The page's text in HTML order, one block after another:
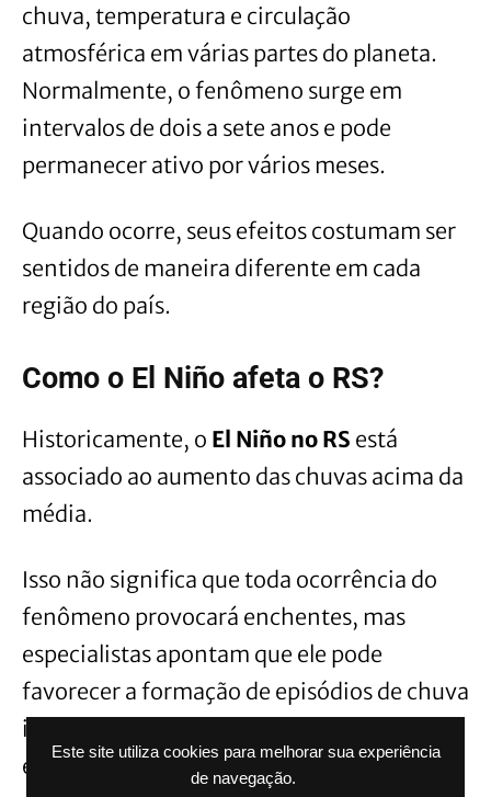
Este site utiliza cookies para melhorar sua experiência
de navegação.
chuva, temperatura e circulação
atmosférica em várias partes do planeta.
Normalmente, o fenômeno surge em
intervalos de dois a sete anos e pode
permanecer ativo por vários meses.
Quando ocorre, seus efeitos costumam ser
sentidos de maneira diferente em cada
região do país.
Como o El Niño afeta o RS?
Historicamente, o El Niño no RS está
associado ao aumento das chuvas acima da
média.
Isso não significa que toda ocorrência do
fenômeno provocará enchentes, mas
especialistas apontam que ele pode
favorecer a formação de episódios de chuva
intensa, tempestades e acumulados
elevados em períodos curtos.